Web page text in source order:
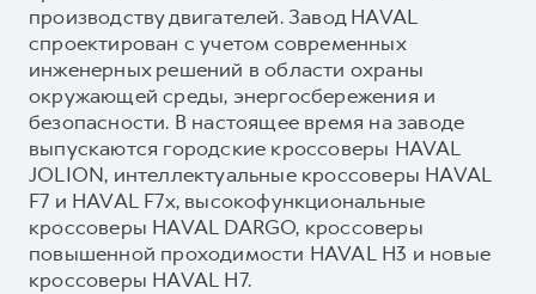
производству двигателей. Завод HAVAL
спроектирован с учетом современных
инженерных решений в области охраны
окружающей среды, энергосбережения и
безопасности. В настоящее время на заводе
выпускаются городские кроссоверы HAVAL
JOLION, интеллектуальные кроссоверы HAVAL
F7 и HAVAL F7x, высокофункциональные
кроссоверы HAVAL DARGO, кроссоверы
повышенной проходимости HAVAL H3 и новые
кроссоверы HAVAL H7.